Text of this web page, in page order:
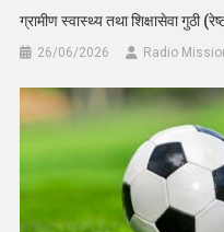
ग्रामीण स्वास्थ्य तथा शिक्षासेवा गुठी
26/06/2026 Radio